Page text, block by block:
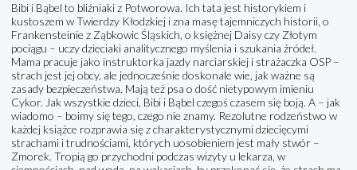
Bibi i Bąbel to bliźniaki z Potworowa. Ich tata jest historykiem i
kustoszem w Twierdzy Kłodzkiej i zna masę tajemniczych historii, o
Frankensteinie z Ząbkowic Śląskich, o księżnej Daisy czy Złotym
pociągu – uczy dzieciaki analitycznego myślenia i szukania źródeł.
Mama pracuje jako instruktorka jazdy narciarskiej i strażaczka OSP –
strach jest jej obcy, ale jednocześnie doskonale wie, jak ważne są
zasady bezpieczeństwa. Mają też psa o dość nietypowym imieniu
Cykor. Jak wszystkie dzieci, Bibi i Bąbel czegoś czasem się boją. A – jak
wiadomo – boimy się tego, czego nie znamy. Rezolutne rodzeństwo w
każdej książce rozprawia się z charakterystycznymi dziecięcymi
strachami i trudnościami, których uosobieniem jest mały stwór –
Zmorek. Tropią go przychodni podczas wizyty u lekarza, w